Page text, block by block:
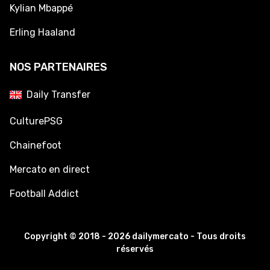
Kylian Mbappé
Erling Haaland
NOS PARTENAIRES
Daily Transfer
CulturePSG
Chainefoot
Mercato en direct
Football Addict
Copyright © 2018 - 2026 dailymercato - Tous droits
réservés